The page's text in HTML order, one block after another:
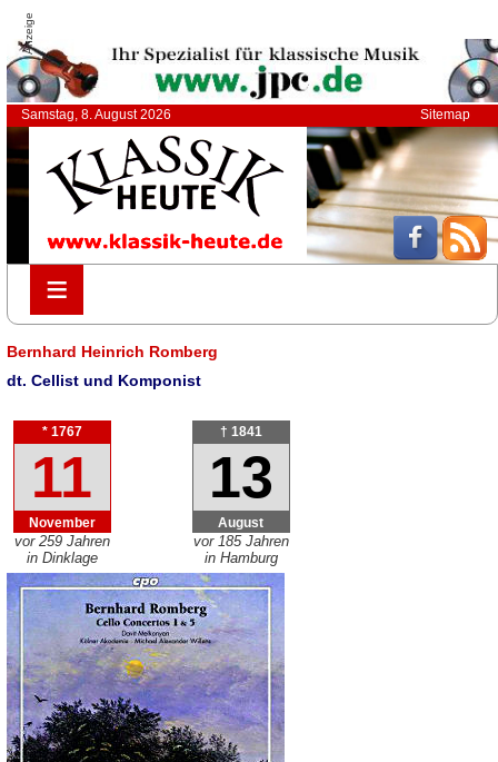
Anzeige
Samstag, 8. August 2026 Sitemap
≡
≡
Bernhard Heinrich Romberg
dt. Cellist und Komponist
* 1767
11
November
vor 259 Jahren
in Dinklage
† 1841
13
August
vor 185 Jahren
in Hamburg